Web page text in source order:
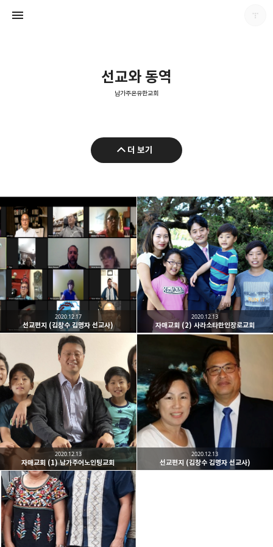
선교와 동역
남가주온유한교회
더 보기
선교편지 (김창수 김명자 선교사)
2020.12.17
자매교회 (2) 사라소타한인장로교회
2020.12.13
자매교회 (1) 남가주어노인팅교회
2020.12.13
선교편지 (김창수 김명자 선교사)
2020.12.13
남가주온유한교회
남가주온유한교회